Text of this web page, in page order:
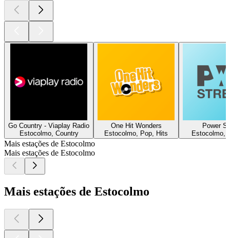
Go Country - Viaplay Radio
Estocolmo, Country
One Hit Wonders
Estocolmo, Pop, Hits
Power
Estocolmo,
Mais estações de Estocolmo
Mais estações de Estocolmo
Mais estações de Estocolmo